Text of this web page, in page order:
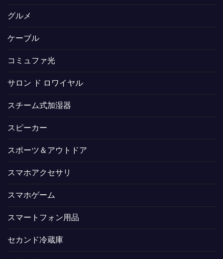
グルメ
ケーブル
コミュファ光
サロン ド ロワイヤル
スチーム式加湿器
スピーカー
スポーツ＆アウトドア
スマホアクセサリ
スマホゲーム
スマートフォン用品
セカンド冷蔵庫